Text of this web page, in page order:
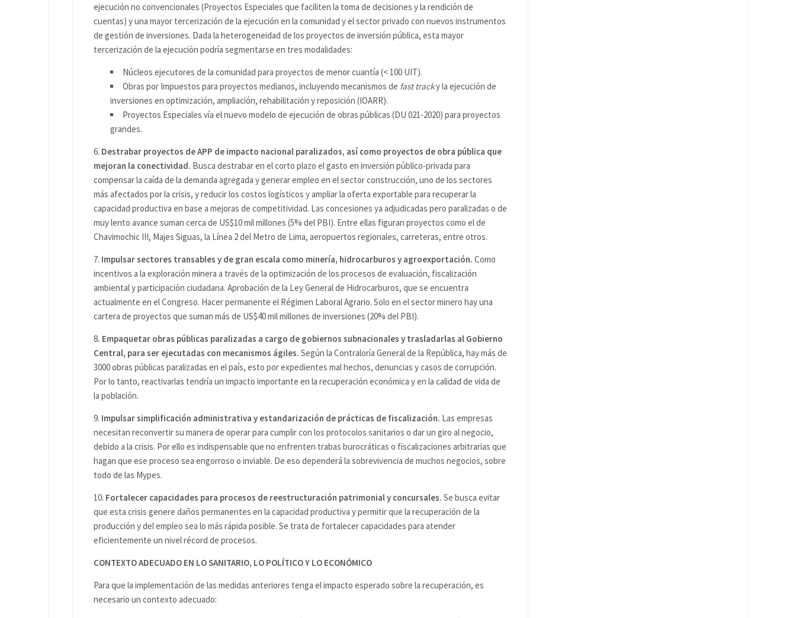
ejecución no convencionales (Proyectos Especiales que faciliten la toma de decisiones y la rendición de
cuentas) y una mayor tercerización de la ejecución en la comunidad y el sector privado con nuevos instrumentos
de gestión de inversiones. Dada la heterogeneidad de los proyectos de inversión pública, esta mayor
tercerización de la ejecución podría segmentarse en tres modalidades:
Núcleos ejecutores de la comunidad para proyectos de menor cuantía (< 100 UIT).
Obras por Impuestos para proyectos medianos, incluyendo mecanismos de fast tracky la ejecución de
inversiones en optimización, ampliación, rehabilitación y reposición (IOARR).
Proyectos Especiales vía el nuevo modelo de ejecución de obras públicas (DU 021-2020) para proyectos
grandes.
6. Destrabar proyectos de APP de impacto nacional paralizados, así como proyectos de obra pública que
mejoran la conectividad. Busca destrabar en el corto plazo el gasto en inversión público-privada para
compensar la caída de la demanda agregada y generar empleo en el sector construcción, uno de los sectores
más afectados por la crisis, y reducir los costos logísticos y ampliar la oferta exportable para recuperar la
capacidad productiva en base a mejoras de competitividad. Las concesiones ya adjudicadas pero paralizadas o de
muy lento avance suman cerca de US$10 mil millones (5% del PBI). Entre ellas figuran proyectos como el de
Chavimochic III, Majes Siguas, la Línea 2 del Metro de Lima, aeropuertos regionales, carreteras, entre otros.
7. Impulsar sectores transables y de gran escala como minería, hidrocarburos y agroexportación. Como
incentivos a la exploración minera a través de la optimización de los procesos de evaluación, fiscalización
ambiental y participación ciudadana. Aprobación de la Ley General de Hidrocarburos, que se encuentra
actualmente en el Congreso. Hacer permanente el Régimen Laboral Agrario. Solo en el sector minero hay una
cartera de proyectos que suman más de US$40 mil millones de inversiones (20% del PBI).
8. Empaquetar obras públicas paralizadas a cargo de gobiernos subnacionales y trasladarlas al Gobierno
Central, para ser ejecutadas con mecanismos ágiles. Según la Contraloría General de la República, hay más de
3000 obras públicas paralizadas en el país, esto por expedientes mal hechos, denuncias y casos de corrupción.
Por lo tanto, reactivarlas tendría un impacto importante en la recuperación económica y en la calidad de vida de
la población.
9. Impulsar simplificación administrativa y estandarización de prácticas de fiscalización. Las empresas
necesitan reconvertir su manera de operar para cumplir con los protocolos sanitarios o dar un giro al negocio,
debido a la crisis. Por ello es indispensable que no enfrenten trabas burocráticas o fiscalizaciones arbitrarias que
hagan que ese proceso sea engorroso o inviable. De eso dependerá la sobrevivencia de muchos negocios, sobre
todo de las Mypes.
10. Fortalecer capacidades para procesos de reestructuración patrimonial y concursales. Se busca evitar
que esta crisis genere daños permanentes en la capacidad productiva y permitir que la recuperación de la
producción y del empleo sea lo más rápida posible. Se trata de fortalecer capacidades para atender
eficientemente un nivel récord de procesos.
CONTEXTO ADECUADO EN LO SANITARIO, LO POLÍTICO Y LO ECONÓMICO
Para que la implementación de las medidas anteriores tenga el impacto esperado sobre la recuperación, es
necesario un contexto adecuado: